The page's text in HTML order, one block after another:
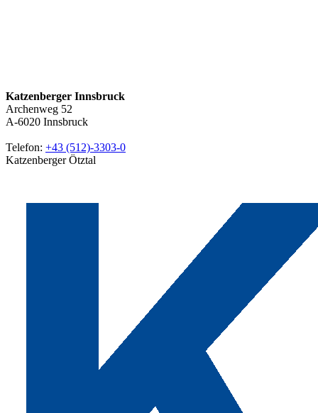
Katzenberger Innsbruck
Archenweg 52
A-6020 Innsbruck
Telefon: +43 (512)-3303-0
Katzenberger Ötztal